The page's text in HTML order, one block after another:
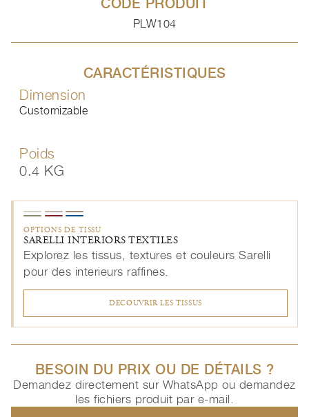
CODE PRODUIT
PLW104
CARACTÉRISTIQUES
Dimension
Customizable
Poids
0.4 KG
OPTIONS DE TISSU
SARELLI INTERIORS TEXTILES
Explorez les tissus, textures et couleurs Sarelli
pour des interieurs raffines.
DECOUVRIR LES TISSUS
BESOIN DU PRIX OU DE DÉTAILS ?
Demandez directement sur WhatsApp ou demandez
les fichiers produit par e-mail.